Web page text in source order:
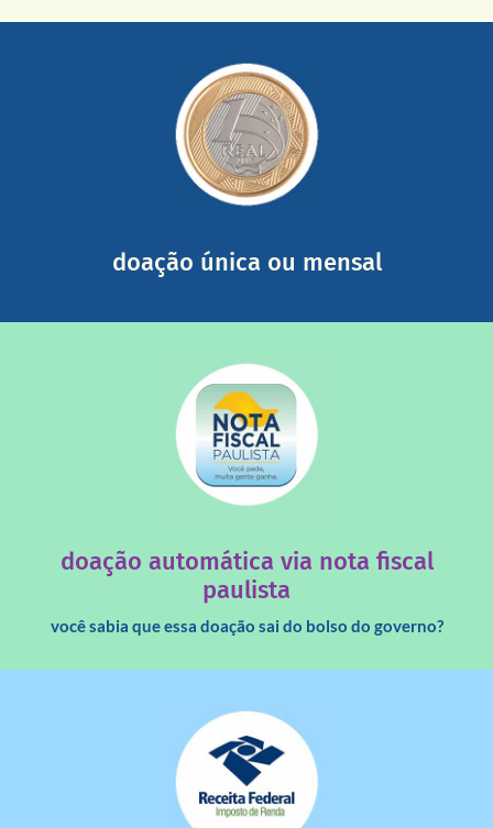
doação única ou mensal
mail mostrando tudo o que fizemos com a sua ajuda
somada a de outras pessoas.
saiba mais
doação automática via nota fiscal
paulista
você sabia que essa doação sai do bolso do governo?
saiba mais
saiba mais